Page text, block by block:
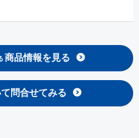
商品情報を見る
問合せてみる